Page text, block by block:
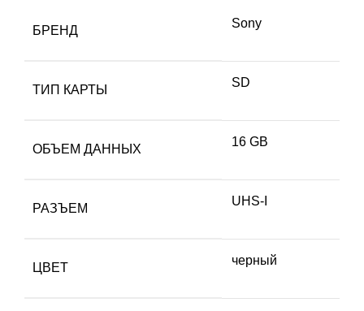
БРЕНД
Sony
ТИП КАРТЫ
SD
ОБЪЕМ ДАННЫХ
16 GB
РАЗЪЕМ
UHS-I
ЦВЕТ
черный